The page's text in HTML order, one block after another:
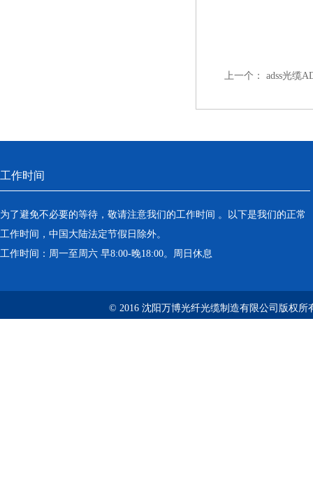
上一个： adss光缆
工作时间
为了避免不必要的等待，敬请注意我们的工作时间 。以下是我们的正常
工作时间，中国大陆法定节假日除外。
工作时间：周一至周六 早8:00-晚18:00。周日休息
© 2016 沈阳万博光纤光缆制造有限公司版权所